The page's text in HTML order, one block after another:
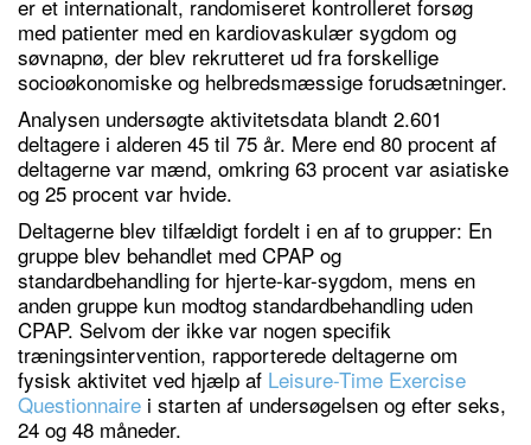
er et internationalt, randomiseret kontrolleret forsøg
med patienter med en kardiovaskulær sygdom og
søvnapnø, der blev rekrutteret ud fra forskellige
socioøkonomiske og helbredsmæssige forudsætninger.
Analysen undersøgte aktivitetsdata blandt 2.601
deltagere i alderen 45 til 75 år. Mere end 80 procent af
deltagerne var mænd, omkring 63 procent var asiatiske
og 25 procent var hvide.
Deltagerne blev tilfældigt fordelt i en af ​​to grupper: En
gruppe blev behandlet med CPAP og
standardbehandling for hjerte-kar-sygdom, mens en
anden gruppe kun modtog standardbehandling uden
CPAP. Selvom der ikke var nogen specifik
træningsintervention, rapporterede deltagerne om
fysisk aktivitet ved hjælp af Leisure-Time Exercise
Questionnaire i starten af ​​undersøgelsen og efter seks,
24 og 48 måneder.